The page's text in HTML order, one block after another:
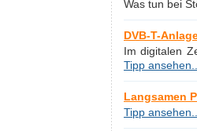
Was tun bei
DVB-T-
Im digitalen
Tipp ansehen...
Langsamen
Tipp ansehen...